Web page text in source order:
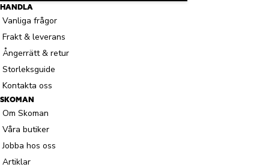
HANDLA
Vanliga frågor
Frakt & leverans
Ångerrätt & retur
Storleksguide
Kontakta oss
SKOMAN
Om Skoman
Våra butiker
Jobba hos oss
Artiklar